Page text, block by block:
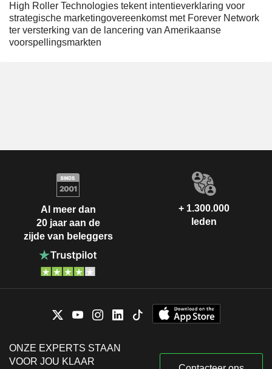
High Roller Technologies tekent intentieverklaring voor
strategische marketingovereenkomst met Forever Network
ter versterking van de lancering van Amerikaanse
voorspellingsmarkten
Al meer dan
20 jaar aan de
zijde van beleggers
+ 1.300.000
leden
ONZE EXPERTS STAAN
VOOR JOU KLAAR